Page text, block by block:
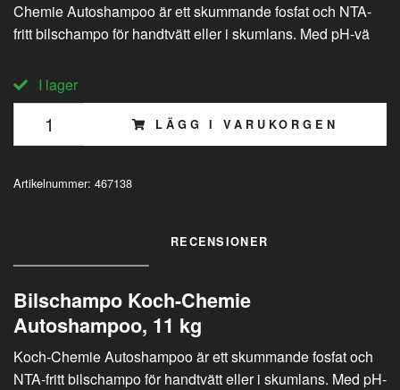
Chemie Autoshampoo är ett skummande fosfat och NTA-
fritt bilschampo för handtvätt eller i skumlans. Med pH-vä
I lager
LÄGG I VARUKORGEN
Artikelnummer: 467138
RECENSIONER
Bilschampo Koch-Chemie
Autoshampoo, 11 kg
Koch-Chemie Autoshampoo är ett skummandefosfat och
NTA-fritt bilschampo för handtvätt eller i skumlans. Med pH-